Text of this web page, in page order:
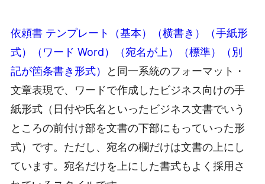
依頼書 テンプレート（基本）（横書き）（手紙形
式）（ワード Word）（宛名が上）（標準）（別
記が箇条書き形式）
と同一系統のフォーマット・
文章表現で、ワードで作成したビジネス向けの手
紙形式（日付や氏名といったビジネス文書でいう
ところの前付け部を文書の下部にもっていった形
式）です。ただし、宛名の欄だけは文書の上にし
ています。宛名だけを上にした書式もよく採用さ